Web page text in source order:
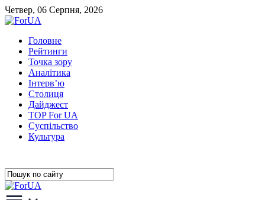
Четвер, 06 Серпня, 2026
Головне
Рейтинги
Точка зору
Аналітика
Інтерв’ю
Столиця
Дайджест
TOP For UA
Суспiльство
Культура